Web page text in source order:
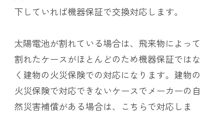
下していれば機器保証で交換対応します。
太陽電池が割れている場合は、飛来物によって
割れたケースがほとんどのため機器保証ではな
く建物の火災保険での対応になります。建物の
火災保険で対応できないケースでメーカーの自
然災害補償がある場合は、こちらで対応しま